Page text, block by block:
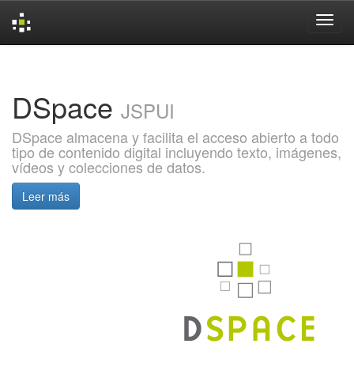
DSpace JSPUI
DSpace almacena y facilita el acceso abierto a todo
tipo de contenido digital incluyendo texto, imágenes,
vídeos y colecciones de datos.
Leer más